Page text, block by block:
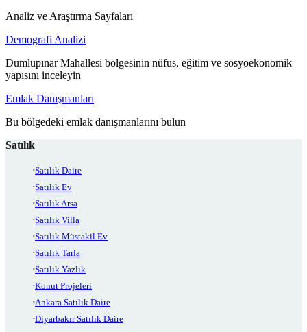
Analiz ve Araştırma Sayfaları
Demografi Analizi
Dumlupınar Mahallesi bölgesinin nüfus, eğitim ve sosyoekonomik
yapısını inceleyin
Emlak Danışmanları
Bu bölgedeki emlak danışmanlarını bulun
Satılık
Satılık Daire
Satılık Ev
Satılık Arsa
Satılık Villa
Satılık Müstakil Ev
Satılık Tarla
Satılık Yazlık
Konut Projeleri
Ankara Satılık Daire
Diyarbakır Satılık Daire